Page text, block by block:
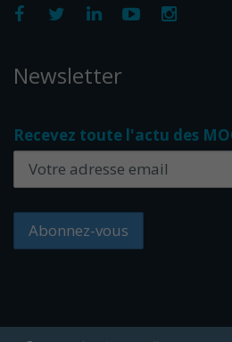
Newsletter
Recevez toute l'actu des